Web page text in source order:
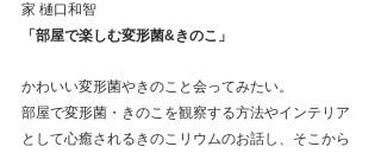
家 樋口和智
「部屋で楽しむ変形菌&きのこ」
かわいい変形菌やきのこと会ってみたい。
部屋で変形菌・きのこを観察する方法やインテリア
として心癒されるきのこリウムのお話し、そこから